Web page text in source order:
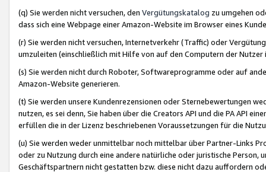
(q) Sie werden nicht versuchen, den Vergütungskatalog zu umgehen
dass sich eine Webpage einer Amazon-Website im Browser eines
(r) Sie werden nicht versuchen, Internetverkehr (Traffic) oder
umzuleiten (einschließlich mit Hilfe von auf den Computern der
(s) Sie werden nicht durch Roboter, Softwareprogramme oder auf
Amazon-Website generieren.
(t) Sie werden unsere Kundenrezensionen oder Sternebewertungen
nutzen, es sei denn, Sie haben über die Creators API und die PA API
erfüllen die in der Lizenz beschriebenen Voraussetzungen für die
(u) Sie werden weder unmittelbar noch mittelbar über Partner-Links
oder zu Nutzung durch eine andere natürliche oder juristische
Geschäftspartnern nicht gestatten bzw. diese nicht dazu auffordern